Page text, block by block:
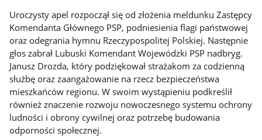
Uroczysty apel rozpoczął się od złożenia meldunku Zastępcy
Komendanta Głównego PSP, podniesienia flagi państwowej
oraz odegrania hymnu Rzeczypospolitej Polskiej. Następnie
głos zabrał Lubuski Komendant Wojewódzki PSP nadbryg.
Janusz Drozda, który podziękował strażakom za codzienną
służbę oraz zaangażowanie na rzecz bezpieczeństwa
mieszkańców regionu. W swoim wystąpieniu podkreślił
również znaczenie rozwoju nowoczesnego systemu ochrony
ludności i obrony cywilnej oraz potrzebę budowania
odporności społecznej.